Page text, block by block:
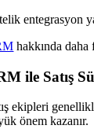
entegrasyon
hakkında
ile Satış
ekipleri
önem kazanır.